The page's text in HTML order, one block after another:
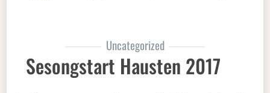
Uncategorized
Sesongstart Hausten 2017